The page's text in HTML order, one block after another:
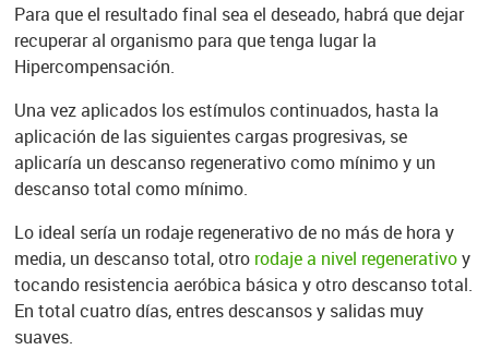
Para que el resultado final sea el deseado, habrá que dejar
recuperar al organismo para que tenga lugar la
Hipercompensación.
Una vez aplicados los estímulos continuados, hasta la
aplicación de las siguientes cargas progresivas, se
aplicaría un descanso regenerativo como mínimo y un
descanso total como mínimo.
Lo ideal sería un rodaje regenerativo de no más de hora y
media, un descanso total, otro rodaje a nivel regenerativoy
tocando resistencia aeróbica básica y otro descanso total.
En total cuatro días, entres descansos y salidas muy
suaves.